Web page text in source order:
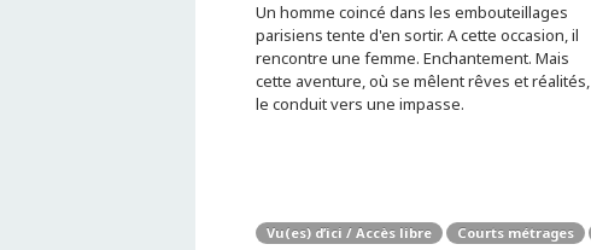
Un homme coincé dans les embouteillages
parisiens tente d'en sortir. A cette occasion, il
rencontre une femme. Enchantement. Mais
cette aventure, où se mêlent rêves et réalités,
le conduit vers une impasse.
Vu(es) d’ici / Accès libre Courts métrages